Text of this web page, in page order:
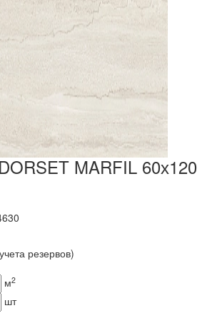
MARFIL 60х120
резервов)
м2
шт